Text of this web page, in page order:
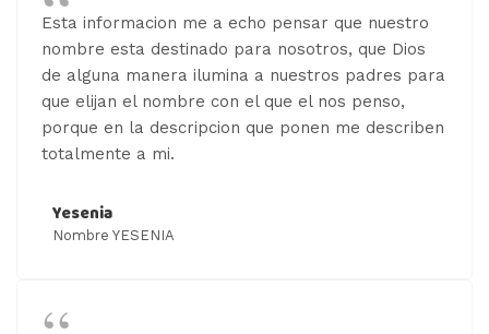
Esta informacion me a echo pensar que nuestro
nombre esta destinado para nosotros, que Dios
de alguna manera ilumina a nuestros padres para
que elijan el nombre con el que el nos penso,
porque en la descripcion que ponen me describen
totalmente a mi.
Yesenia
Nombre YESENIA